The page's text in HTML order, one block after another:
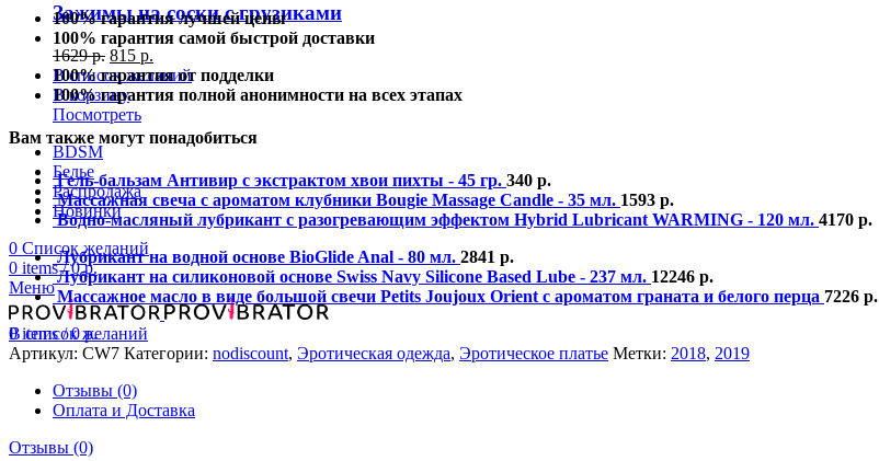
Зажимы на соски с грузиками
1629р. 815 р.
В список желаний
В корзину
Посмотреть
BDSM
Белье
Распродажа
Новинки
0 Список желаний
0 items / 0р.
Меню
0items / 0р.
100% гарантия лучшей цены
100% гарантия самой быстрой доставки
100% гарантия от подделки
100% гарантия полной анонимности на всех этапах
Вам также могут понадобиться
Гель-бальзам Антивир с экстрактом хвои пихты - 45 гр. 340 р.
Массажная свеча с ароматом клубники Bougie Massage Candle - 35 мл. 1593 р.
Водно-масляный лубрикант с разогревающим эффектом Hybrid Lubricant WARMING - 120 мл. 4170 р.
Лубрикант на водной основе BioGlide Anal - 80 мл. 2841 р.
Лубрикант на силиконовой основе Swiss Navy Silicone Based Lube - 237 мл. 12246 р.
Массажное масло в виде большой свечи Petits Joujoux Orient с ароматом граната и белого перца 7226 р.
В список желаний
Артикул: CW7 Категории: nodiscount, Эротическая одежда, Эротическое платье Метки: 2018, 2019
Отзывы (0)
Оплата и Доставка
Отзывы (0)